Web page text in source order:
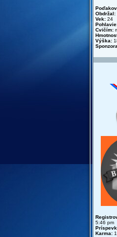
Obdržal:
Vek: 24
Cvičím:
Výška:
5:46 pm
Karma: